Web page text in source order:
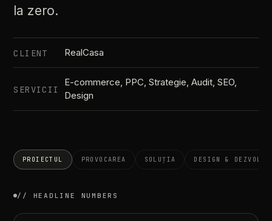
la zero.
CLIENT RealCasa
SERVICII
E-commerce, PPC, Strategie, Audit, SEO,
Design
PROIECTUL PROVOCAREA SOLUȚIA DESIGN &
// HEADLINE NUMBERS